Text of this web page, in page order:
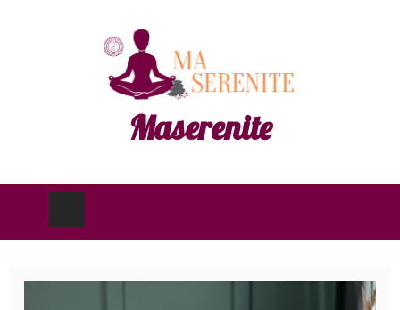
Maserenite